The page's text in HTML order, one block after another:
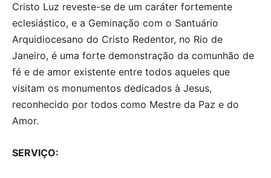
Cristo Luz reveste-se de um caráter fortemente
eclesiástico, e a Geminação com o Santuário
Arquidiocesano do Cristo Redentor, no Rio de
Janeiro, é uma forte demonstração da comunhão de
fé e de amor existente entre todos aqueles que
visitam os monumentos dedicados à Jesus,
reconhecido por todos como Mestre da Paz e do
Amor.
SERVIÇO: